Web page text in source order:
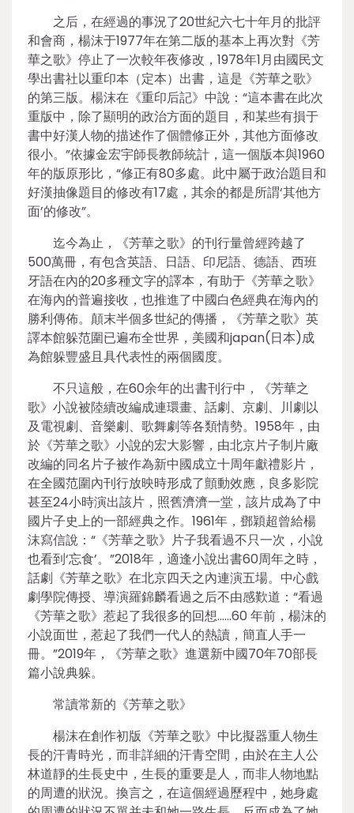
之后，在經過的事況了20世紀六七十年月的批評
和會商，楊沫于1977年在第二版的基本上再次對《芳
華之歌》停止了一次較年夜修改，1978年1月由國民文
學出書社以重印本（定本）出書，這是《芳華之歌》
的第三版。楊沫在《重印后記》中說：“這本書在此次
重版中，除了顯明的政治方面的題目，和某些有損于
書中好漢人物的描述作了個體修正外，其他方面修改
很小。”依據金宏宇師長教師統計，這一個版本與1960
年的版原形比，“修正有80多處。此中屬于政治題目和
好漢抽像題目的修改有17處，其余的都是所謂‘其他方
面’的修改”。
迄今為止，《芳華之歌》的刊行量曾經跨越了
500萬冊，有包含英語、日語、印尼語、德語、西班
牙語在內的20多種文字的譯本，有助于《芳華之歌》
在海內的普遍接收，也推進了中國白色經典在海內的
勝利傳佈。顛末半個多世紀的傳播，《芳華之歌》英
譯本館躲范圍已遍布全世界，美國和japan(日本)成
為館躲豐盛且具代表性的兩個國度。
不只這般，在60余年的出書刊行中，《芳華之
歌》小說被陸續改編成連環畫、話劇、京劇、川劇以
及電視劇、音樂劇、歌舞劇等各類情勢。1958年，由
於《芳華之歌》小說的宏大影響，由北京片子制片廠
改編的同名片子被作為新中國成立十周年獻禮影片，
在全國范圍內刊行放映時形成了顫動效應，良多影院
甚至24小時演出該片，照舊濟濟一堂，該片成為了中
國片子史上的一部經典之作。1961年，鄧穎超曾給楊
沫寫信說：“《芳華之歌》片子我看過不只一次，小說
也看到‘忘食’。”2018年，適逢小說出書60周年之時，
話劇《芳華之歌》在北京四天之內連演五場。中心戲
劇學院傳授、導演羅錦麟看過之后不由感歎道：“看過
《芳華之歌》惹起了我很多的回想……60 年前，楊沫的
小說面世，惹起了我們一代人的熱讀，簡直人手一
冊。”2019年，《芳華之歌》進選新中國70年70部長
篇小說典躲。
常讀常新的《芳華之歌》
楊沫在創作初版《芳華之歌》中比擬器重人物生
長的汗青時光，而非詳細的汗青空間，由於在主人公
林道靜的生長史中，生長的重要是人，而非人物地點
的周遭的狀況。換言之，在這個經過歷程中，她身處